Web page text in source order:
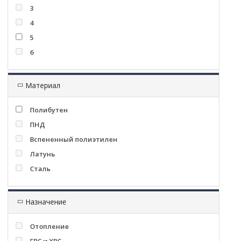
3
4
5
6
Материал
Полибутен
ПНД
Вспененный полиэтилен
Латунь
Сталь
Назначение
Отопление